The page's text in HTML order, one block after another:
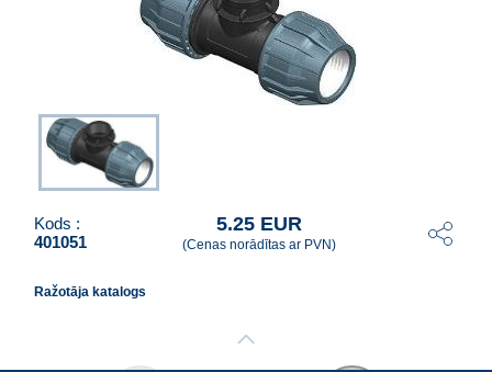
Kods :
401051
5.25 EUR
(Cenas norādītas ar PVN)
Ražotāja katalogs